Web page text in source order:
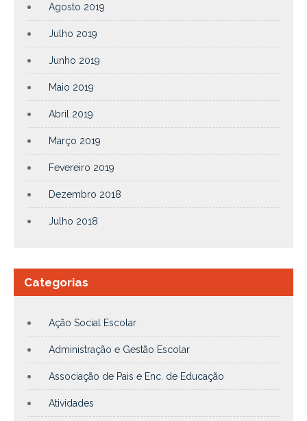
Agosto 2019
Julho 2019
Junho 2019
Maio 2019
Abril 2019
Março 2019
Fevereiro 2019
Dezembro 2018
Julho 2018
Categorias
Ação Social Escolar
Administração e Gestão Escolar
Associação de Pais e Enc. de Educação
Atividades